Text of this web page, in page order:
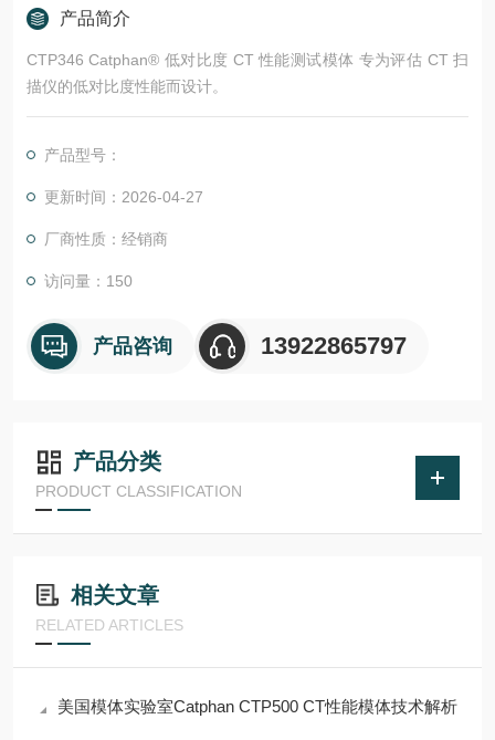
产品简介
CTP346 Catphan® 低对比度 CT 性能测试模体 专为评估 CT 扫
描仪的低对比度性能而设计。
产品型号：
更新时间：2026-04-27
厂商性质：经销商
访问量：150
产品咨询 13922865797
产品分类
PRODUCT CLASSIFICATION
相关文章
RELATED ARTICLES
美国模体实验室Catphan CTP500 CT性能模体技术解析